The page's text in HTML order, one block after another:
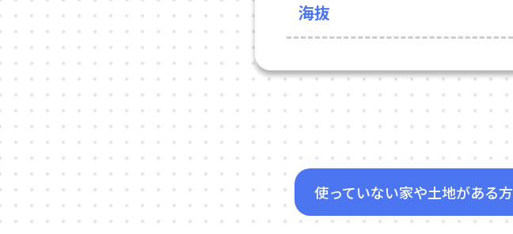
海抜
使っていない家や土地がある方